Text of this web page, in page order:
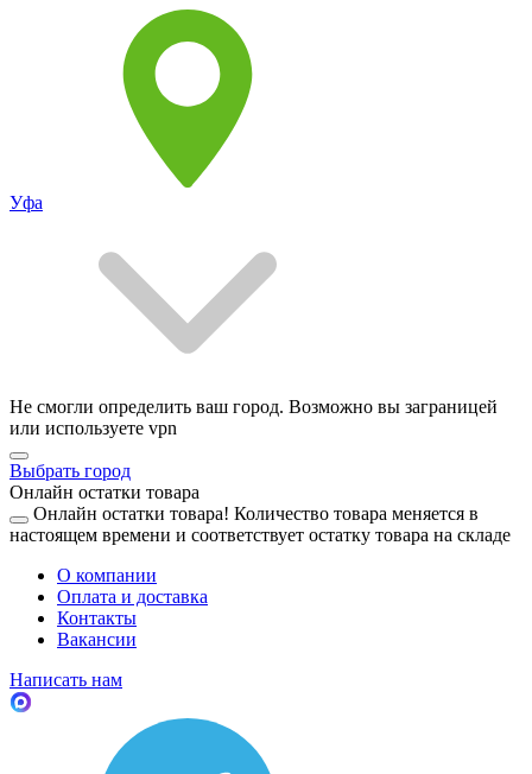
Уфа
Не смогли определить ваш город. Возможно вы заграницей
или используете vpn
Выбрать город
Онлайн остатки товара
Онлайн остатки товара! Количество товара меняется в
настоящем времени и соответствует остатку товара на складе
О компании
Оплата и доставка
Контакты
Вакансии
Написать нам